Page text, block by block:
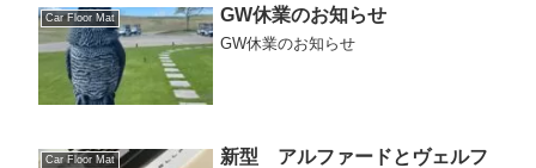
Car Floor Mat GW休業のお知らせ
GW休業のお知らせ
Car Floor Mat
新型 アルファードとヴェルフ